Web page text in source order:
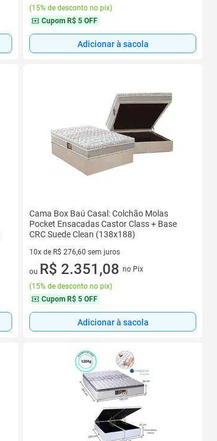
(15% de desconto no pix)
Cupom R$ 5 OFF
Adicionar à sacola
Cama Box Baú Casal: Colchão Molas
Pocket Ensacadas Castor Class + Base
CRC Suede Clean (138x188)
10x de R$ 276,60 sem juros
10 vez de R$ 276,60 sem juros
ou R$ 2.351,08 no Pix
(15% de desconto no pix)
Cupom R$ 5 OFF
Adicionar à sacola